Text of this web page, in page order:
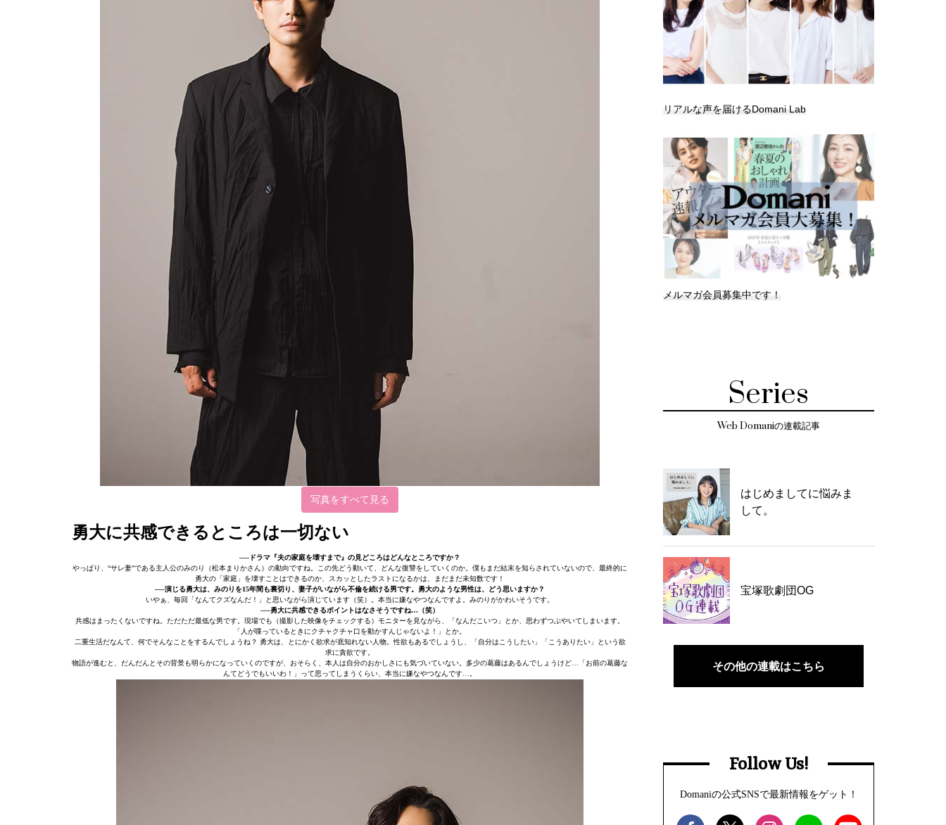
写真をすべて見る
勇大に共感できるところは一切ない
──ドラマ『夫の家庭を壊すまで』の見どころはどんなところですか？
やっぱり、“サレ妻”である主人公のみのり（松本まりかさん）の動向ですね。この先どう動いて、どんな復讐をしていくのか。僕もまだ結末を知らされていないので、最終的に
勇大の「家庭」を壊すことはできるのか、スカッとしたラストになるかは、まだまだ未知数です！
──演じる勇大は、みのりを15年間も裏切り、妻子がいながら不倫を続ける男です。勇大のような男性は、どう思いますか？
いやぁ、毎回「なんてクズなんだ！」と思いながら演じています（笑）。本当に嫌なやつなんですよ。みのりがかわいそうです。
──勇大に共感できるポイントはなさそうですね…（笑）
共感はまったくないですね。ただただ最低な男です。現場でも（撮影した映像をチェックする）モニターを見ながら、「なんだこいつ」とか、思わずつぶやいてしまいます。
「人が喋っているときにクチャクチャ口を動かすんじゃないよ！」とか。
二重生活だなんて、何でそんなことをするんでしょうね？ 勇大は、とにかく欲求が底知れない人物。性欲もあるでしょうし、「自分はこうしたい」「こうありたい」という欲
求に貪欲です。
物語が進むと、だんだんとその背景も明らかになっていくのですが、おそらく、本人は自分のおかしさにも気づいていない。多少の葛藤はあるんでしょうけど…「お前の葛藤な
んてどうでもいいわ！」って思ってしまうくらい、本当に嫌なやつなんです…。
リアルな声を届けるDomani Lab
メルマガ会員募集中です！
Series
Web Domaniの連載記事
はじめましてに悩みま
して。
宝塚歌劇団OG
その他の連載はこちら
Follow Us!
Domaniの公式SNSで最新情報をゲット！